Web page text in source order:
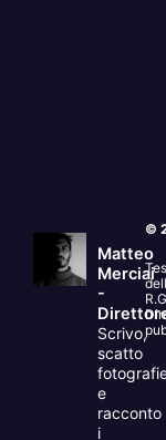
Matteo
Merciai
-
Scrivo,
scatto
e
racconto
i
©